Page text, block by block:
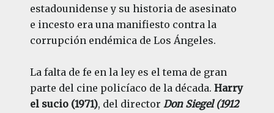
estadounidense y su historia de asesinato
e incesto era una manifiesto contra la
corrupción endémica de Los Ángeles.
La falta de fe en la ley es el tema de gran
parte del cine policíaco de la década. Harry
el sucio (1971), del director Don Siegel (1912